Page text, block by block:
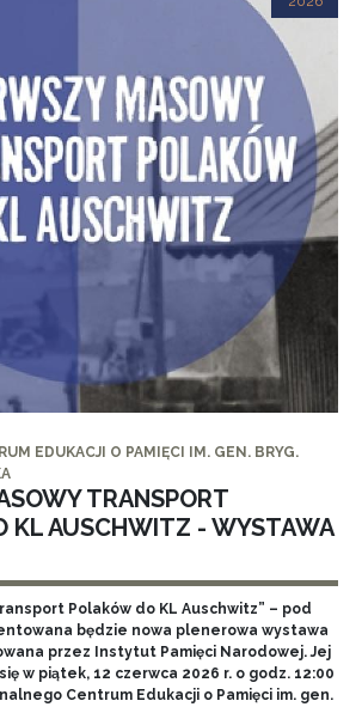
EDUKACJI O PAMIĘCI IM. GEN. BRYG.
TRANSPORT
KL AUSCHWITZ - WYSTAWA
Polaków do KL Auschwitz” – pod
będzie nowa plenerowa wystawa
przez Instytut Pamięci Narodowej. Jej
w piątek, 12 czerwca 2026 r. o godz. 12:00
Centrum Edukacji o Pamięci im. gen.